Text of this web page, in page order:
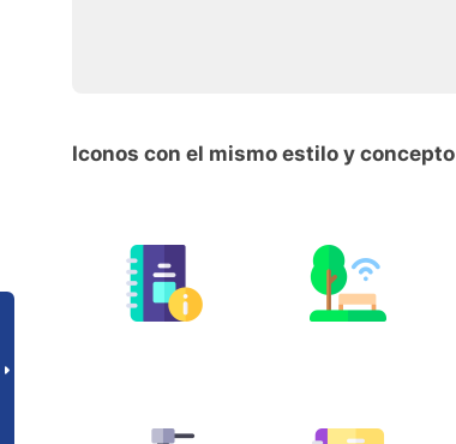
Iconos con el mismo estilo y concepto